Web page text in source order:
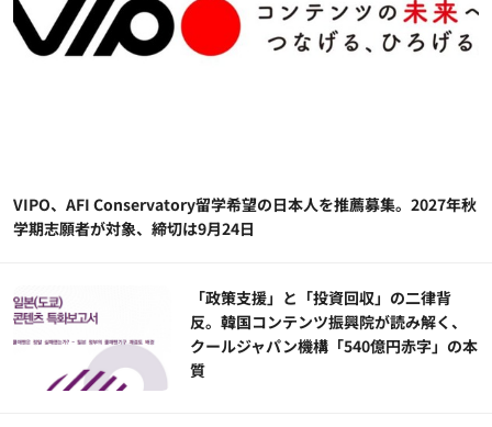
VIPO、AFI Conservatory留学希望の日本人を推薦募集。2027年秋
学期志願者が対象、締切は9月24日
「政策支援」と「投資回収」の二律背
反。韓国コンテンツ振興院が読み解く、
クールジャパン機構「540億円赤字」の本
質